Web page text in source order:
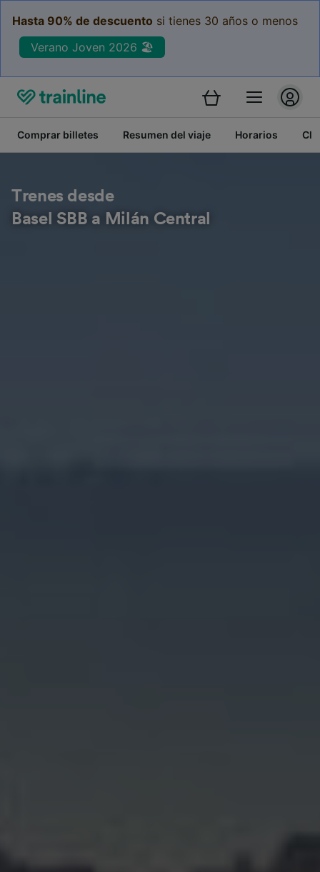
Hasta 90% de descuento si tienes 30 años o menos
Verano Joven 2026 🏖️
Comprar billetes Resumen del viaje Horarios
Trenes desde
Basel SBB a Milán Central